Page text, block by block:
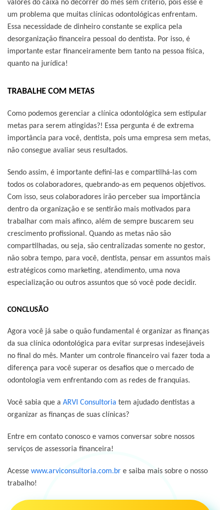
valores do caixa no decorrer do mês sem critério, pois esse é
um problema que muitas clínicas odontológicas enfrentam.
Essa necessidade de dinheiro constante se explica pela
desorganização financeira pessoal do dentista. Por isso, é
importante estar financeiramente bem tanto na pessoa física,
quanto na jurídica!
TRABALHE COM METAS
Como podemos gerenciar a clínica odontológica sem estipular
metas para serem atingidas?! Essa pergunta é de extrema
importância para você, dentista, pois uma empresa sem metas,
não consegue avaliar seus resultados.
Sendo assim, é importante defini-las e compartilhá-las com
todos os colaboradores, quebrando-as em pequenos objetivos.
Com isso, seus colaboradores irão perceber sua importância
dentro da organização e se sentirão mais motivados para
trabalhar com mais afinco, além de sempre buscarem seu
crescimento profissional. Quando as metas não são
compartilhadas, ou seja, são centralizadas somente no gestor,
não sobra tempo, para você, dentista, pensar em assuntos mais
estratégicos como marketing, atendimento, uma nova
especialização ou outros assuntos que só você pode decidir.
CONCLUSÃO
Agora você já sabe o quão fundamental é organizar as finanças
da sua clínica odontológica para evitar surpresas indesejáveis
no final do mês. Manter um controle financeiro vai fazer toda a
diferença para você superar os desafios que o mercado de
odontologia vem enfrentando com as redes de franquias.
Você sabia que a ARVI Consultoria tem ajudado dentistas a
organizar as finanças de suas clínicas?
Entre em contato conosco e vamos conversar sobre nossos
serviços de assessoria financeira!
Acesse www.arviconsultoria.com.br e saiba mais sobre o nosso
trabalho!